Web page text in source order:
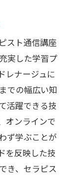
スト通信講座
実した学習プ
レナージュに
での幅広い知
活躍できる技
オンラインで
ず学ぶことが
を反映した技
き、セラピス